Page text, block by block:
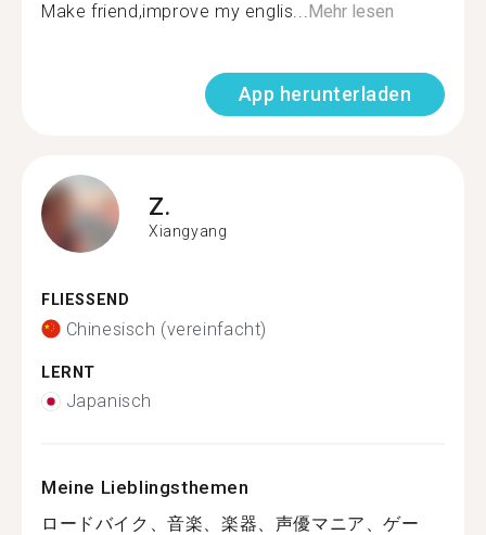
Make friend,improve my englis...Mehr lesen
App herunterladen
Z.
Xiangyang
FLIESSEND
Chinesisch (vereinfacht)
LERNT
Japanisch
Meine Lieblingsthemen
ロードバイク、音楽、楽器、声優マニア、ゲー